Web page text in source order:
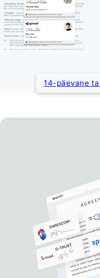
14-päevane